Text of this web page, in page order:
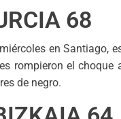
68
en Santiago,
rompieron el choque
de negro.